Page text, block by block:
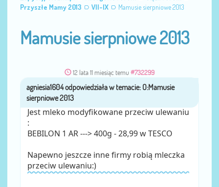
Przyszłe Mamy 2013
VII-IX Mamusie sierpniowe 2013
Mamusie sierpniowe 2013
12 lata 11 miesiąc temu #732299
przezagniesia1604
Jest mleko modyfikowane przeciw ulewaniu
:
BEBILON 1 AR ---> 400g - 28,99 w TESCO
Napewno jeszcze inne firmy robią mleczka
przeciw ulewaniu:)